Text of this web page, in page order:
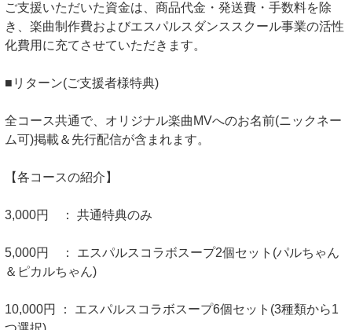
ご支援いただいた資金は、商品代金・発送費・手数料を除
き、楽曲制作費およびエスパルスダンススクール事業の活性
化費用に充てさせていただきます。
■リターン(ご支援者様特典)
全コース共通で、オリジナル楽曲MVへのお名前(ニックネー
ム可)掲載＆先行配信が含まれます。
【各コースの紹介】
3,000円 ： 共通特典のみ
5,000円 ： エスパルスコラボスープ2個セット(パルちゃん
＆ピカルちゃん)
10,000円 ： エスパルスコラボスープ6個セット(3種類から1